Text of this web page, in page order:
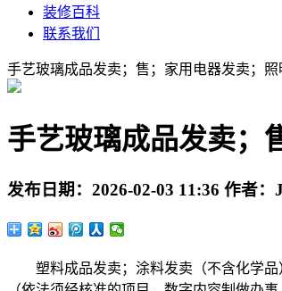
装修百科
联系我们
手艺玻璃成品发卖；售；家用电器发卖；照
手艺玻璃成品发卖；
发布日期： 2026-02-03 11:36 作者：
塑料成品发卖；涂料发卖（不含化学品